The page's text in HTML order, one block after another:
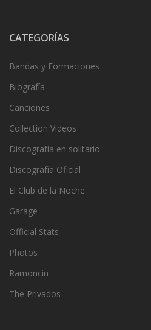
CATEGORÍAS
Bandas y Formaciones
Biografía
Canciones
Collection Videos
Discografía en solitario
Discografía Oficial
El Club de la Noche
Garage
Official Stats
Photos
Ramoncin
The Privados